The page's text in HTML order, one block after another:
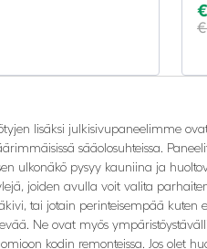
€
€
lisäksi julkisivupaneelimme
sääolosuhteissa.
ulkonäkö pysyy kauniina ja
joiden avulla voit valita
tai jotain perinteisempää kuten
Ne ovat myös
kodin remonteissa. Jos olet